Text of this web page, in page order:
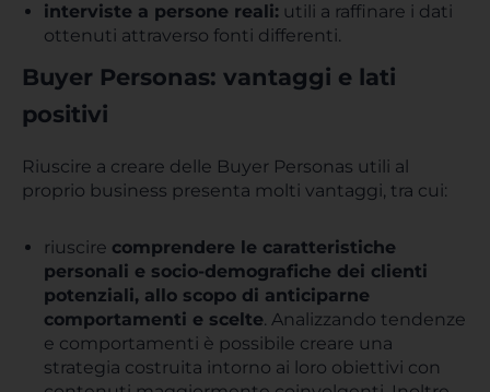
interviste a persone reali: utili a raffinare i dati
ottenuti attraverso fonti differenti.
Buyer Personas: vantaggi e lati
positivi
Riuscire a creare delle Buyer Personas utili al
proprio business presenta molti vantaggi, tra cui:
riuscire comprendere le caratteristiche
personali e socio-demografiche dei clienti
potenziali, allo scopo di anticiparne
comportamenti e scelte. Analizzando tendenze
e comportamenti è possibile creare una
strategia costruita intorno ai loro obiettivi con